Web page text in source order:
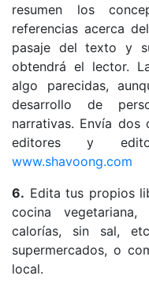
resumen los
referencias acerca
pasaje del texto y
obtendrá el lector.
algo parecidas,
desarrollo de
narrativas. Envía
editores y
www.shavoong.com
6. Edita tus propios
cocina
calorías, sin sal,
supermercados, o
local.